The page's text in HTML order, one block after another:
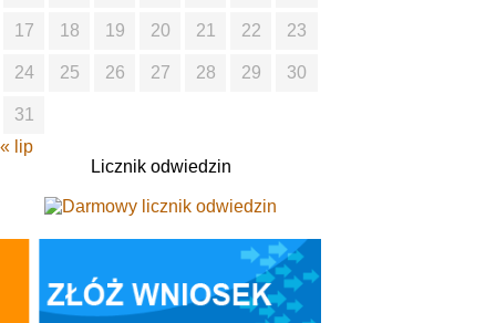
17 18 19 20 21 22 23
24 25 26 27 28 29 30
31
« lip
Licznik odwiedzin